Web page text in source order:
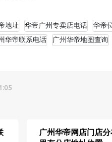
地址 华帝广州专卖店电话 华帝
华帝联系电话 广州华帝地图查询
广州华帝网店门店